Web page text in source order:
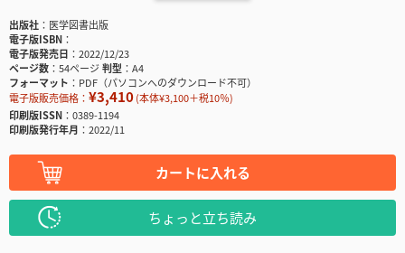
出版社
医学図書出版
電子版ISBN
電子版発売日
2022/12/23
ページ数
54ページ判型
A4
フォーマット
PDF（パソコンへのダウンロード不可）
電子版販売価格： ¥3,410(本体¥3,100＋税10％)
印刷版ISSN
0389-1194
印刷版発行年月
2022/11
カートに入れる
ちょっと立ち読み